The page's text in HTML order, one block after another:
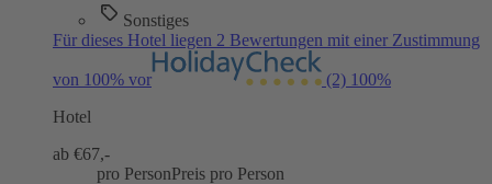
Sonstiges
Für dieses Hotel liegen 2 Bewertungen mit einer Zustimmung
von 100% vor (2) 100%
Hotel
ab €67,-
pro PersonPreis pro Person